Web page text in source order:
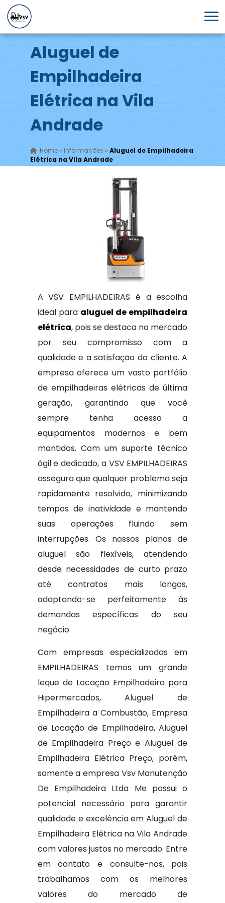
Aluguel de
Empilhadeira
Elétrica na Vila
Andrade
Home» Informações » Aluguel de Empilhadeira
Elétrica na Vila Andrade
A VSV EMPILHADEIRAS é a escolha
ideal para aluguel de empilhadeira
elétrica, pois se destaca no mercado
por seu compromisso com a
qualidade e a satisfação do cliente. A
empresa oferece um vasto portfólio
de empilhadeiras elétricas de última
geração, garantindo que você
sempre tenha acesso a
equipamentos modernos e bem
mantidos. Com um suporte técnico
ágil e dedicado, a VSV EMPILHADEIRAS
assegura que qualquer problema seja
rapidamente resolvido, minimizando
tempos de inatividade e mantendo
suas operações fluindo sem
interrupções. Os nossos planos de
aluguel são flexíveis, atendendo
desde necessidades de curto prazo
até contratos mais longos,
adaptando-se perfeitamente às
demandas específicas do seu
negócio.
Com empresas especializadas em
EMPILHADEIRAS temos um grande
leque de Locação Empilhadeira para
Hipermercados, Aluguel de
Empilhadeira a Combustão, Empresa
de Locação de Empilhadeira, Aluguel
de Empilhadeira Preço e Aluguel de
Empilhadeira Elétrica Preço, porém,
somente a empresa Vsv Manutenção
De Empilhadeira Ltda Me possui o
potencial necessário para garantir
qualidade e excelência em Aluguel de
Empilhadeira Elétrica na Vila Andrade
com valores justos no mercado. Entre
em contato e consulte-nos, pois
trabalhamos com os melhores
valores do mercado de